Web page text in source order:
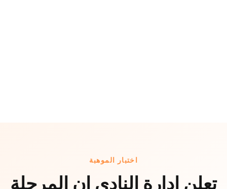
اختبار الموهبة
تعلن ادارة النادي ان المرحلة